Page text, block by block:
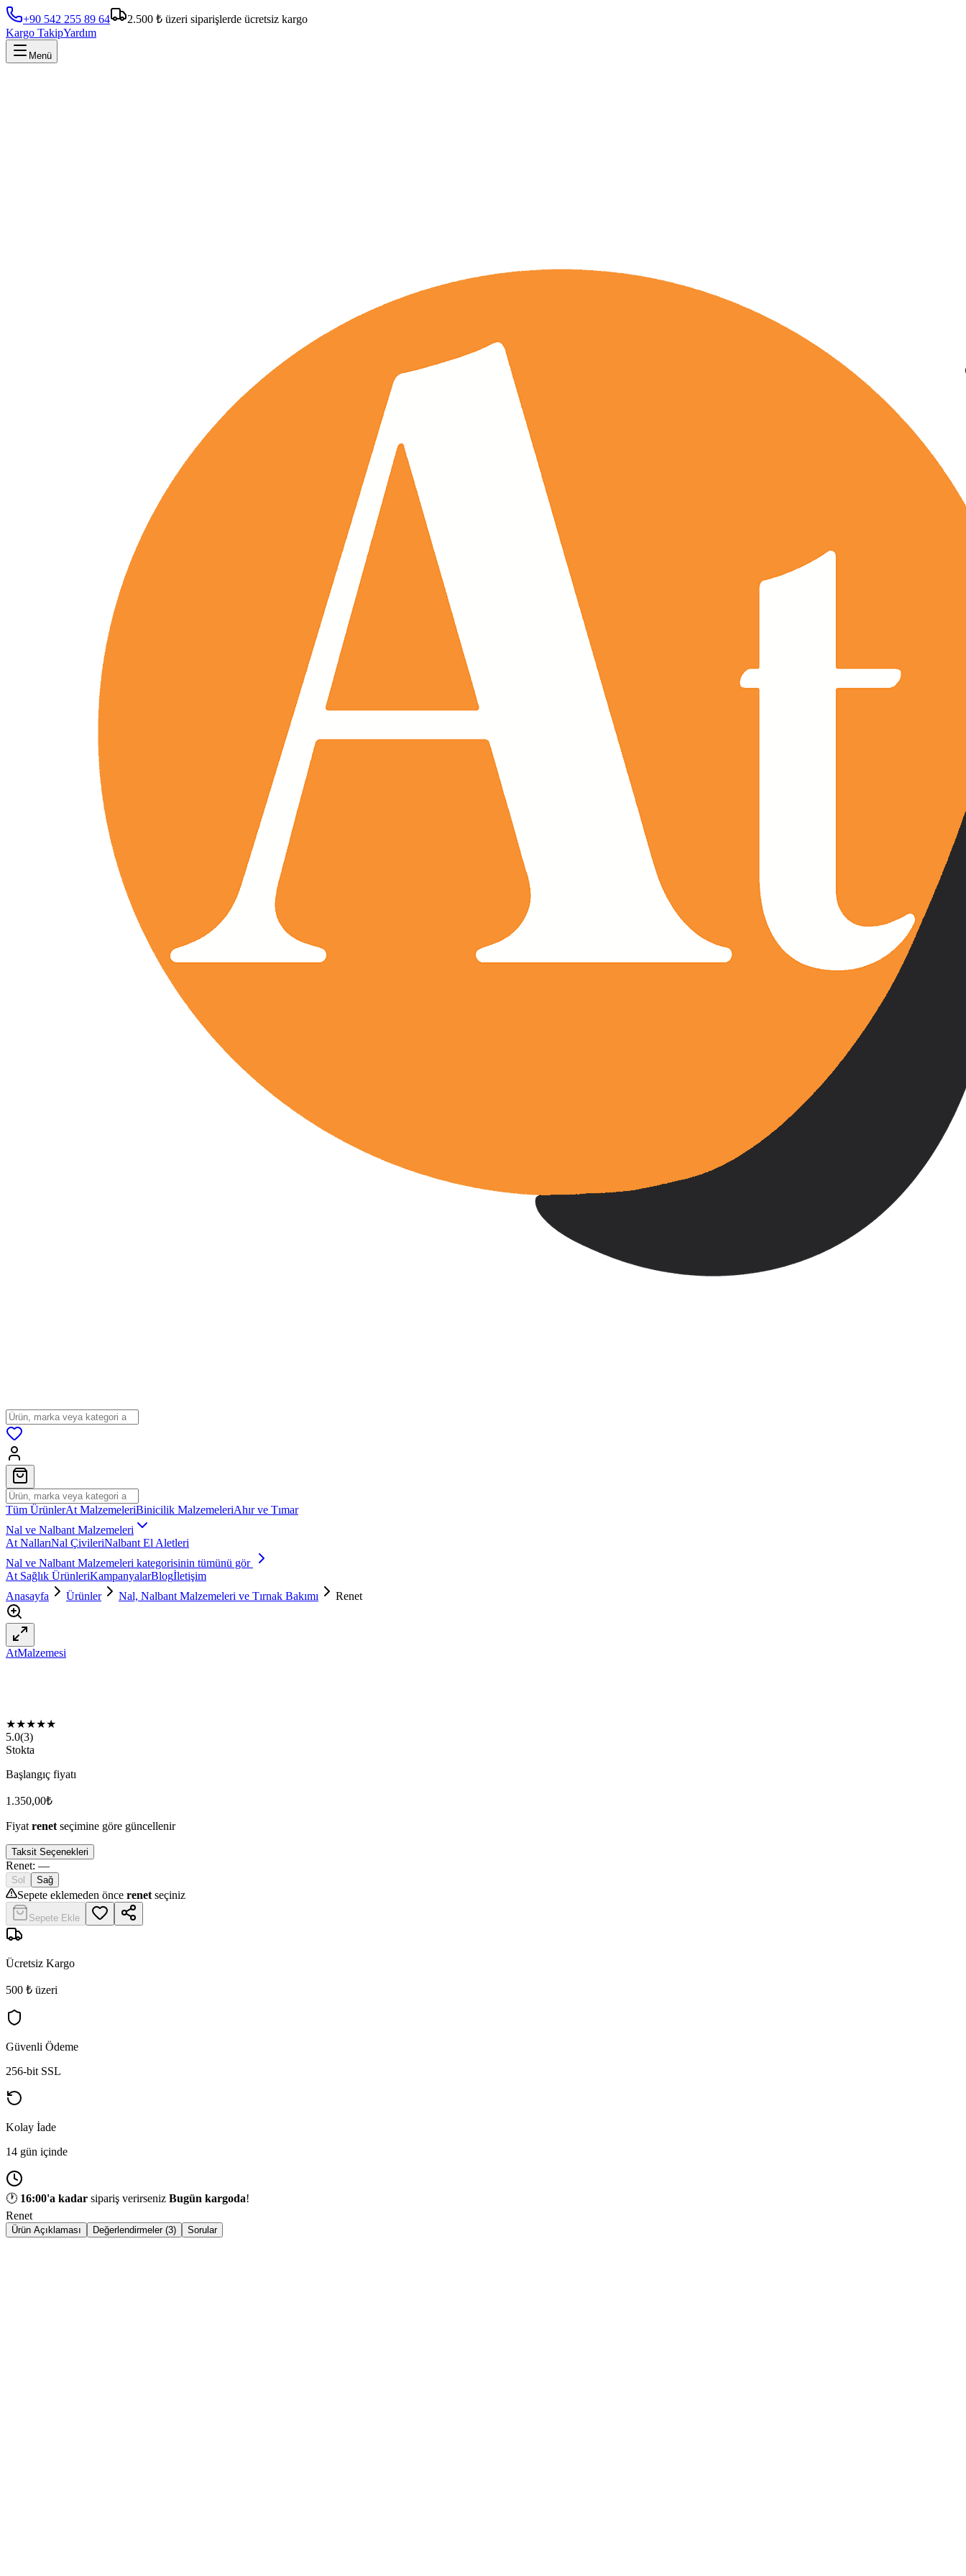
+90 542 255 89 64
2.500 ₺ üzeri siparişlerde ücretsiz kargo
Kargo TakipYardım
Menü
Tüm ÜrünlerAt MalzemeleriBinicilik MalzemeleriAhır ve Tımar
Nal ve Nalbant Malzemeleri
At NallarıNal ÇivileriNalbant El Aletleri
Nal ve Nalbant Malzemeleri kategorisinin tümünü gör
At Sağlık ÜrünleriKampanyalarBlogİletişim
Anasayfa
Ürünler Nal, Nalbant Malzemeleri ve Tırnak Bakımı Renet
AtMalzemesi
★★★★★
5.0(3)
Stokta
Başlangıç fiyatı
1.350,00₺
Fiyat renet seçimine göre güncellenir
Taksit Seçenekleri
Renet: —
Sol Sağ
Sepete eklemeden önce renet seçiniz
Sepete Ekle
Ücretsiz Kargo
500 ₺ üzeri
Güvenli Ödeme
256-bit SSL
Kolay İade
14 gün içinde
🕐 16:00'a kadar sipariş verirseniz Bugün kargoda!
Renet
Ürün Açıklaması Değerlendirmeler (3) Sorular